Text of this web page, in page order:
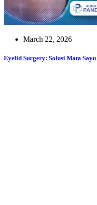
March 22, 2026
Eyelid Surgery: Solusi Mata